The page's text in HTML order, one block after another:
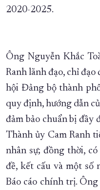
2020-2025.
Ông Nguyễn Khắc
Ranh lãnh đạo, chỉ
hội Đảng bộ thành
quy định, hướng dẫn
đảm bảo chuẩn bị đầy
Thành ủy Cam Ranh
nhân sự; đồng thời,
đề, kết cấu và một số
Báo cáo chính trị.